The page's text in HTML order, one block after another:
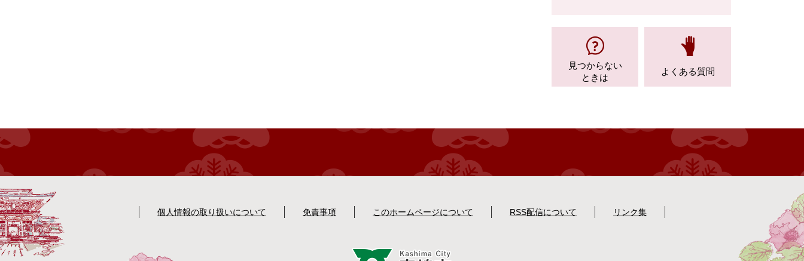
見つからない
ときは
よくある質問
個人情報の取り扱いについて 免責事項 このホームページについて RSS配信について リンク集